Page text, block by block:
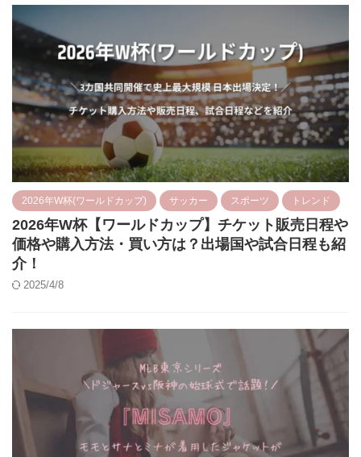
2026年W杯(ワールドカップ) サッカー スポーツ トレンド
2026年W杯【ワールドカップ】チケット販売日程や
価格や購入方法・買い方は？出場国や試合日程も紹
介！
2025/4/8